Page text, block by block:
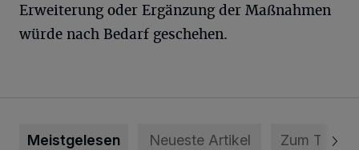
Erweiterung oder Ergänzung der Maßnahmen
würde nach Bedarf geschehen.
Meistgelesen Neueste Artikel Zum Thema